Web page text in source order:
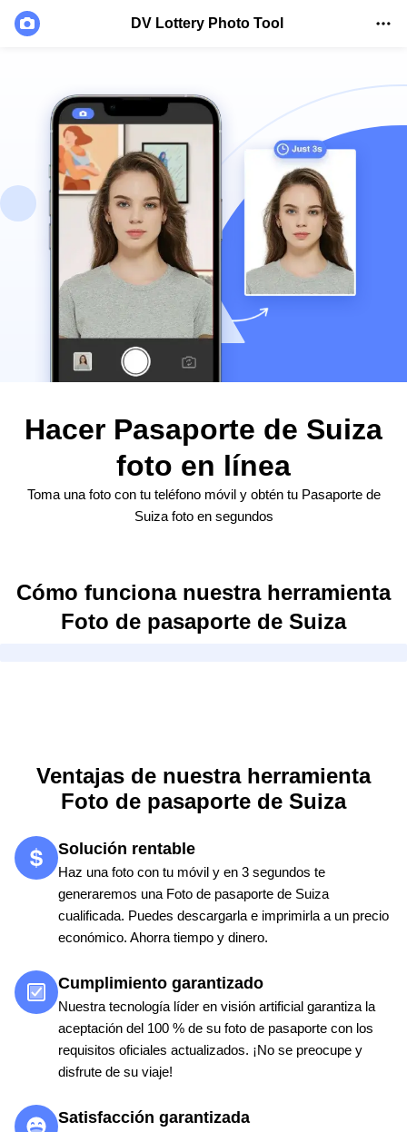
DV Lottery Photo Tool
Hacer Pasaporte de Suiza
foto en línea
Toma una foto con tu teléfono móvil y obtén tu Pasaporte de
Suiza foto en segundos
Cómo funciona nuestra herramienta
Foto de pasaporte de Suiza
Ventajas de nuestra herramienta
Foto de pasaporte de Suiza
Solución rentable
Haz una foto con tu móvil y en 3 segundos te
generaremos una Foto de pasaporte de Suiza
cualificada. Puedes descargarla e imprimirla a un precio
económico. Ahorra tiempo y dinero.
Cumplimiento garantizado
Nuestra tecnología líder en visión artificial garantiza la
aceptación del 100 % de su foto de pasaporte con los
requisitos oficiales actualizados. ¡No se preocupe y
disfrute de su viaje!
Satisfacción garantizada